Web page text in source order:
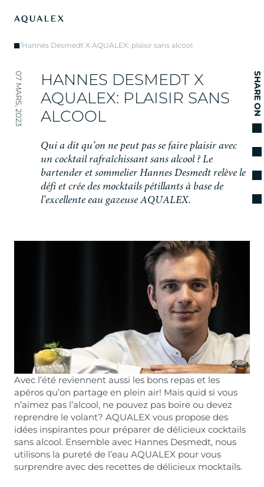
/Hannes Desmedt X AQUALEX: plaisir sans alcool
07 MARS, 2023 HANNES DESMEDT X
AQUALEX: PLAISIR SANS
ALCOOL
Qui a dit qu’on ne peut pas se faire plaisir avec
un cocktail rafraîchissant sans alcool ? Le
bartender et sommelier Hannes Desmedt relève le
défi et crée des mocktails pétillants à base de
l’excellente eau gazeuse AQUALEX.
SHARE ON
Avec l’été reviennent aussi les bons repas et les
apéros qu’on partage en plein air! Mais quid si vous
n’aimez pas l’alcool, ne pouvez pas boire ou devez
reprendre le volant? AQUALEX vous propose des
idées inspirantes pour préparer de délicieux cocktails
sans alcool. Ensemble avec Hannes Desmedt, nous
utilisons la pureté de l’eau AQUALEX pour vous
surprendre avec des recettes de délicieux mocktails.